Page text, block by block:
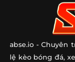
abse.io - Chuyên
lệ kèo bóng đá,